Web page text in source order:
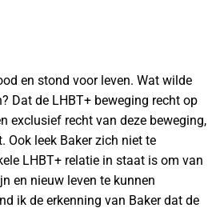
en stond voor leven. Wat wilde
Dat de LHBT+ beweging recht op
exclusief recht van deze beweging,
Ook leek Baker zich niet te
LHBT+ relatie in staat is om van
en nieuw leven te kunnen
ik de erkenning van Baker dat de